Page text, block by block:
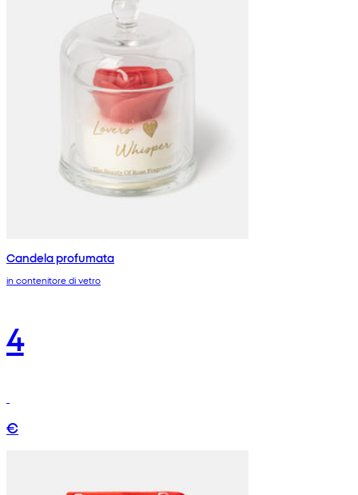
Candela profumata
in contenitore di vetro
4
€